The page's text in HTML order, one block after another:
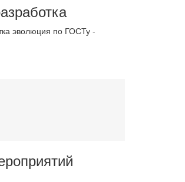
эволюция по ГОСТу -